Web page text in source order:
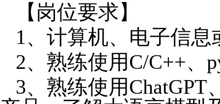
【岗位要求】
1、 计算机、电子信息
2、 熟练使用C/C++、
3、 熟练使用